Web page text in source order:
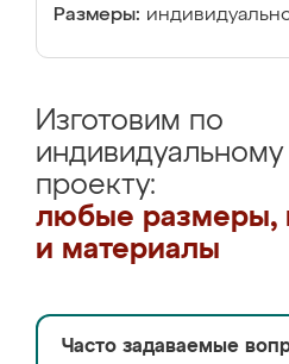
Размеры:
Изготовим по
индивидуальному
проекту:
любые размеры,
и материалы
Часто задаваемые